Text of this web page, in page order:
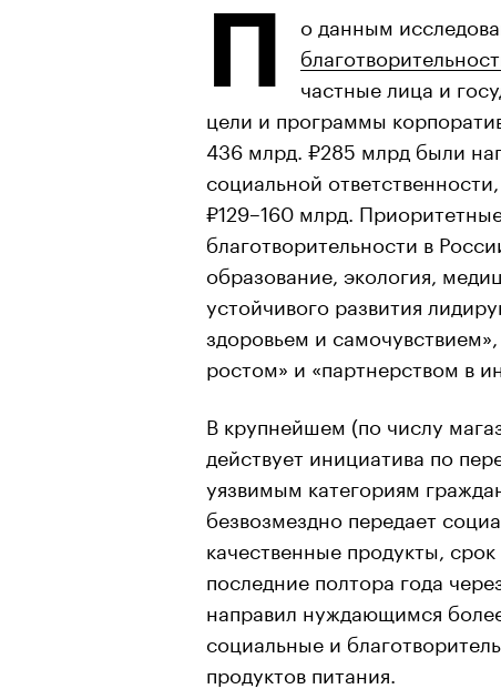
П о данным
частные лица и
цели и программы
436 млрд. ₽285 млрд были
социальной
₽129–160 млрд.
благотворительности в
образование, экология,
устойчивого развития
здоровьем и
ростом» и «партнерством в
В крупнейшем (по числу
действует инициатива по
уязвимым категориям
безвозмездно передает
качественные продукты,
последние полтора года
направил нуждающимся
социальные и
продуктов питания.